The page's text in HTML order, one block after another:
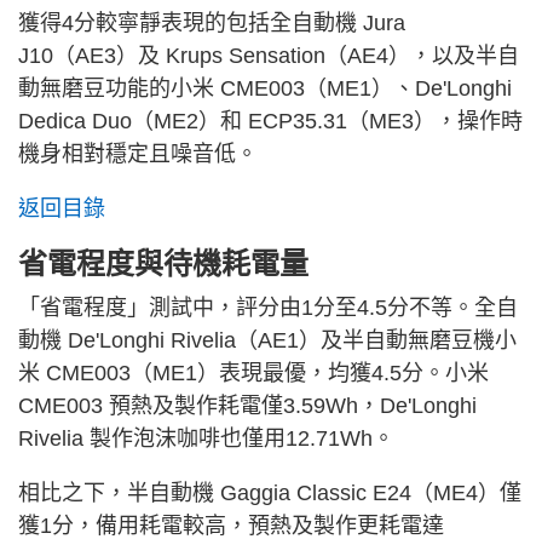
獲得4分較寧靜表現的包括全自動機 Jura
J10（AE3）及 Krups Sensation（AE4），以及半自
動無磨豆功能的小米 CME003（ME1）、De'Longhi
Dedica Duo（ME2）和 ECP35.31（ME3），操作時
機身相對穩定且噪音低。
返回目錄
省電程度與待機耗電量
「省電程度」測試中，評分由1分至4.5分不等。全自
動機 De'Longhi Rivelia（AE1）及半自動無磨豆機小
米 CME003（ME1）表現最優，均獲4.5分。小米
CME003 預熱及製作耗電僅3.59Wh，De'Longhi
Rivelia 製作泡沫咖啡也僅用12.71Wh。
相比之下，半自動機 Gaggia Classic E24（ME4）僅
獲1分，備用耗電較高，預熱及製作更耗電達